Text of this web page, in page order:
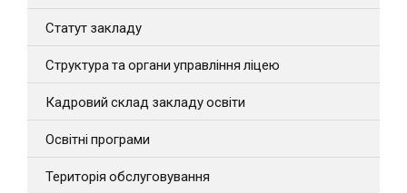
Статут закладу
Структура та органи управління ліцею
Кадровий склад закладу освіти
Освітні програми
Територія обслуговування